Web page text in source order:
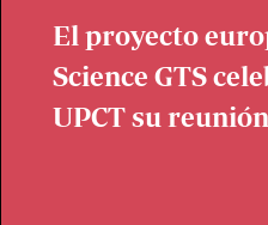
El proyecto
Science GTS
UPCT su